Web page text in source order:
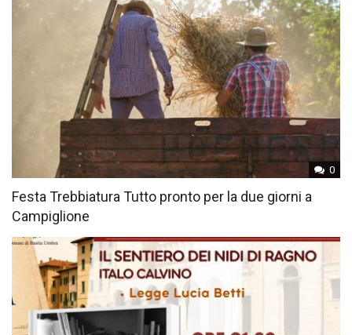
0
Festa Trebbiatura Tutto pronto per la due giorni a
Campiglione